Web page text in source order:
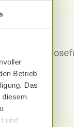
Betrieb
Das
diesem
und
und